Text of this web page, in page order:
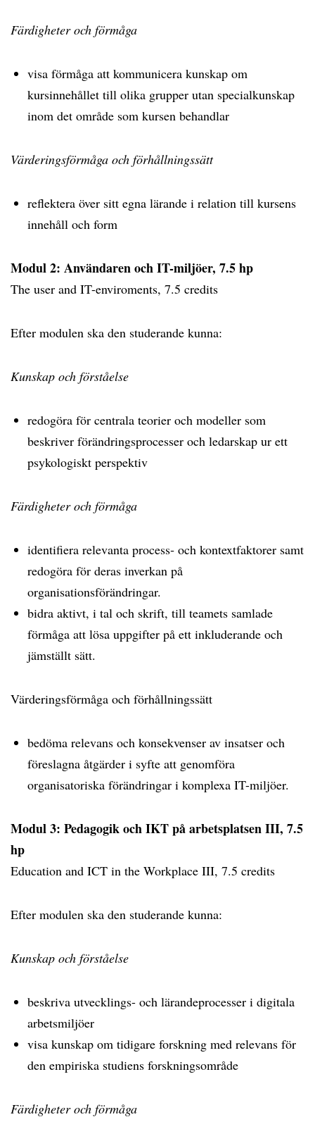
Färdigheter och förmåga
visa förmåga att kommunicera kunskap om
kursinnehållet till olika grupper utan specialkunskap
inom det område som kursen behandlar
Värderingsförmåga och förhållningssätt
reflektera över sitt egna lärande i relation till kursens
innehåll och form
Modul 2: Användaren och IT-miljöer, 7.5 hp
The user and IT-enviroments, 7.5 credits
Efter modulen ska den studerande kunna:
Kunskap och förståelse
redogöra för centrala teorier och modeller som
beskriver förändringsprocesser och ledarskap ur ett
psykologiskt perspektiv
Färdigheter och förmåga
identifiera relevanta process‑ och kontextfaktorer samt
redogöra för deras inverkan på
organisationsförändringar.
bidra aktivt, i tal och skrift, till teamets samlade
förmåga att lösa uppgifter på ett inkluderande och
jämställt sätt.
Värderingsförmåga och förhållningssätt
bedöma relevans och konsekvenser av insatser och
föreslagna åtgärder i syfte att genomföra
organisatoriska förändringar i komplexa IT-miljöer.
Modul 3: Pedagogik och IKT på arbetsplatsen III, 7.5
hp
Education and ICT in the Workplace III, 7.5 credits
Efter modulen ska den studerande kunna:
Kunskap och förståelse
beskriva utvecklings- och lärandeprocesser i digitala
arbetsmiljöer
visa kunskap om tidigare forskning med relevans för
den empiriska studiens forskningsområde
Färdigheter och förmåga